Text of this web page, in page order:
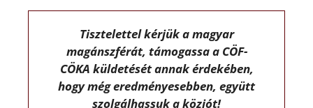
Tisztelettel kérjük a magyar
magánszférát, támogassa a CÖF-
CÖKA küldetését annak érdekében,
hogy még eredményesebben, együtt
szolgálhassuk a közjót!